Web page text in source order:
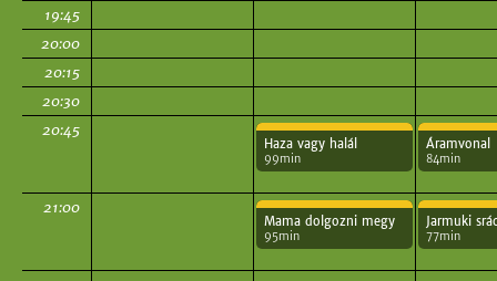
19:45
20:00
20:15
20:30
20:45
Haza vagy halál
99min
Áramvonal
84min
21:00
Mama dolgozni megy
95min
Jarmuki
77min